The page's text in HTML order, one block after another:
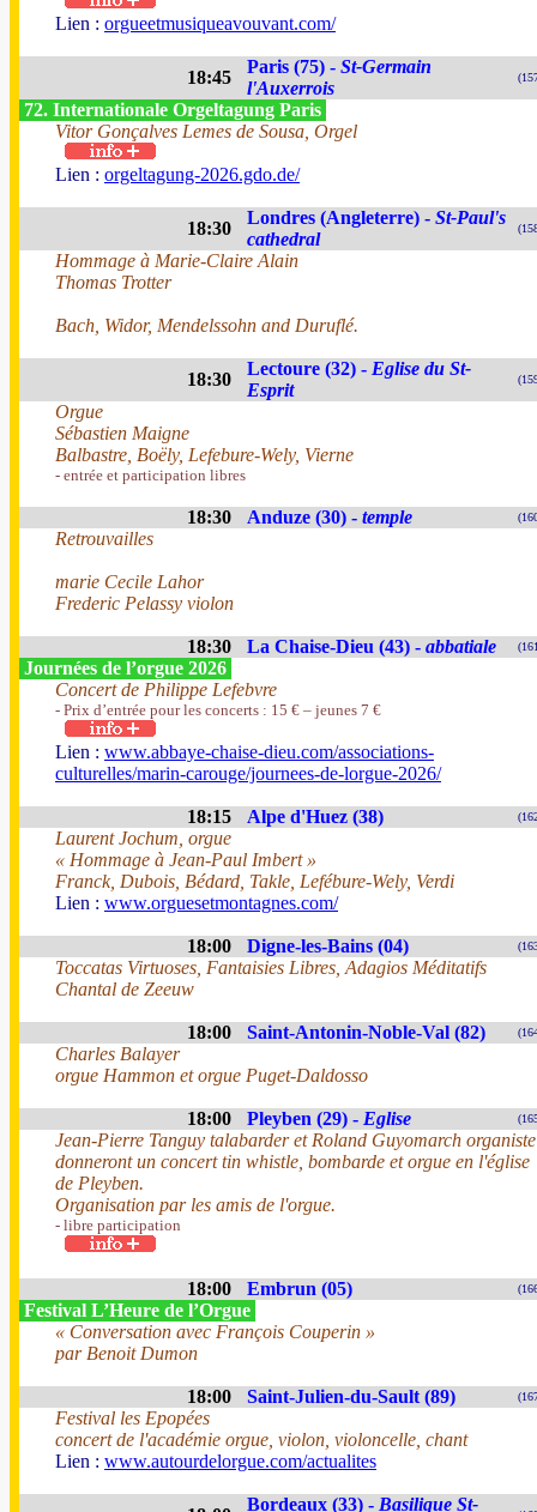
Lien : orgueetmusiqueavouvant.com/
18:45
Paris (75) - St-Germain
l'Auxerrois
72. Internationale Orgeltagung Paris
Vitor Gonçalves Lemes de Sousa, Orgel
Lien : orgeltagung-2026.gdo.de/
18:30
Londres (Angleterre) - St-Paul's
cathedral
Hommage à Marie-Claire Alain
Thomas Trotter
Bach, Widor, Mendelssohn and Duruflé.
18:30
Lectoure (32) - Eglise du St-
Esprit
Orgue
Sébastien Maigne
Balbastre, Boëly, Lefebure-Wely, Vierne
- entrée et participation libres
18:30 Anduze (30) - temple
Retrouvailles
marie Cecile Lahor
Frederic Pelassy violon
18:30 La Chaise-Dieu (43) - abbatiale
Journées de l’orgue 2026
Concert de Philippe Lefebvre
- Prix d’entrée pour les concerts : 15 € – jeunes 7 €
Lien : www.abbaye-chaise-dieu.com/associations-
culturelles/marin-carouge/journees-de-lorgue-2026/
18:15 Alpe d'Huez (38)
Laurent Jochum, orgue
« Hommage à Jean-Paul Imbert »
Franck, Dubois, Bédard, Takle, Lefébure-Wely, Verdi
Lien : www.orguesetmontagnes.com/
18:00 Digne-les-Bains (04)
Toccatas Virtuoses, Fantaisies Libres, Adagios Méditatifs
Chantal de Zeeuw
18:00 Saint-Antonin-Noble-Val (82)
Charles Balayer
orgue Hammon et orgue Puget-Daldosso
18:00 Pleyben (29) - Eglise
Jean-Pierre Tanguy talabarder et Roland Guyomarch organiste
donneront un concert tin whistle, bombarde et orgue en l'église
de Pleyben.
Organisation par les amis de l'orgue.
- libre participation
18:00 Embrun (05)
Festival L’Heure de l’Orgue
« Conversation avec François Couperin »
par Benoit Dumon
18:00 Saint-Julien-du-Sault (89)
Festival les Epopées
concert de l'académie orgue, violon, violoncelle, chant
Lien : www.autourdelorgue.com/actualites
Bordeaux (33) - Basilique St-